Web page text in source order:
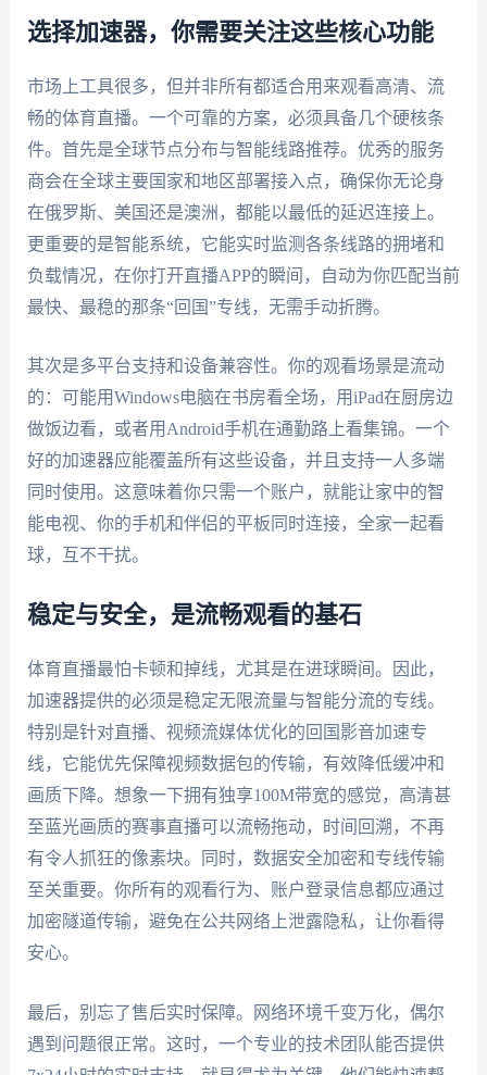
选择加速器，你需要关注这些核心功能
市场上工具很多，但并非所有都适合用来观看高清、流
畅的体育直播。一个可靠的方案，必须具备几个硬核条
件。首先是全球节点分布与智能线路推荐。优秀的服务
商会在全球主要国家和地区部署接入点，确保你无论身
在俄罗斯、美国还是澳洲，都能以最低的延迟连接上。
更重要的是智能系统，它能实时监测各条线路的拥堵和
负载情况，在你打开直播APP的瞬间，自动为你匹配当前
最快、最稳的那条“回国”专线，无需手动折腾。
其次是多平台支持和设备兼容性。你的观看场景是流动
的：可能用Windows电脑在书房看全场，用iPad在厨房边
做饭边看，或者用Android手机在通勤路上看集锦。一个
好的加速器应能覆盖所有这些设备，并且支持一人多端
同时使用。这意味着你只需一个账户，就能让家中的智
能电视、你的手机和伴侣的平板同时连接，全家一起看
球，互不干扰。
稳定与安全，是流畅观看的基石
体育直播最怕卡顿和掉线，尤其是在进球瞬间。因此，
加速器提供的必须是稳定无限流量与智能分流的专线。
特别是针对直播、视频流媒体优化的回国影音加速专
线，它能优先保障视频数据包的传输，有效降低缓冲和
画质下降。想象一下拥有独享100M带宽的感觉，高清甚
至蓝光画质的赛事直播可以流畅拖动，时间回溯，不再
有令人抓狂的像素块。同时，数据安全加密和专线传输
至关重要。你所有的观看行为、账户登录信息都应通过
加密隧道传输，避免在公共网络上泄露隐私，让你看得
安心。
最后，别忘了售后实时保障。网络环境千变万化，偶尔
遇到问题很正常。这时，一个专业的技术团队能否提供